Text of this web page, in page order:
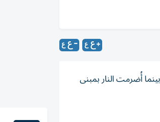
أُضرمت النار بمبنى